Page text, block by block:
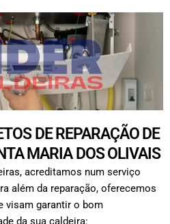
DE REPARAÇÃO DE
MARIA DOS OLIVAIS
acreditamos num serviço
além da reparação, oferecemos
visam garantir o bom
da sua caldeira: